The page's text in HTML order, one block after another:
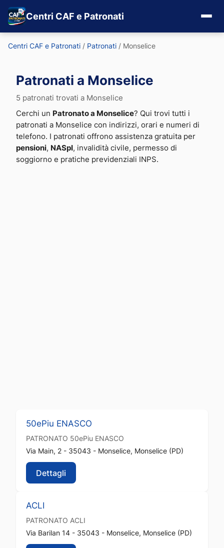
Centri CAF e Patronati
Centri CAF e Patronati / Patronati / Monselice
Patronati a Monselice
5 patronati trovati a Monselice
Cerchi un Patronato a Monselice? Qui trovi tutti i
patronati a Monselice con indirizzi, orari e numeri di
telefono. I patronati offrono assistenza gratuita per
pensioni, NASpI , invalidità civile, permesso di
soggiorno e pratiche previdenziali INPS.
50ePiu ENASCO
PATRONATO 50ePiu ENASCO
Via Main, 2 - 35043 - Monselice, Monselice (PD)
Dettagli
ACLI
PATRONATO ACLI
Via Barilan 14 - 35043 - Monselice, Monselice (PD)